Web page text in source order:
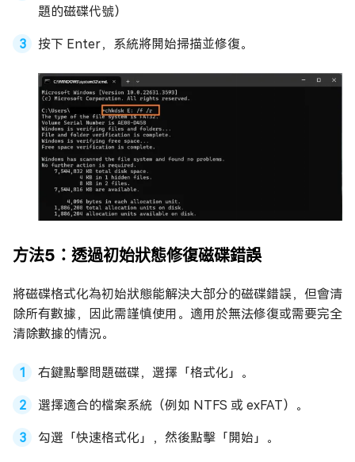
題的磁碟代號）
按下 Enter，系統將開始掃描並修復。
方法5：透過初始狀態修復磁碟錯誤
將磁碟格式化為初始狀態能解決大部分的磁碟錯誤，但會清
除所有數據，因此需謹慎使用。適用於無法修復或需要完全
清除數據的情況。
右鍵點擊問題磁碟，選擇「格式化」。
選擇適合的檔案系統（例如 NTFS 或 exFAT）。
勾選「快速格式化」，然後點擊「開始」。